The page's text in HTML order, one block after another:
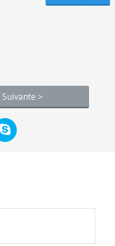
Suivante >